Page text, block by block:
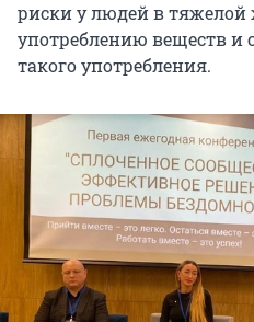
риски у людей в
употреблению веществ и
такого употребления.